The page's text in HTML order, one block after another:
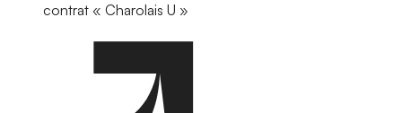
contrat « Charolais U »